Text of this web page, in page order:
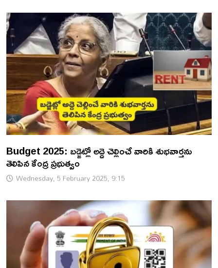
Budget 2025: బడ్జెట్లో అద్దె చెల్లించే వారికి శుభవార్తను
తెలిపిన కేంద్ర ప్రభుత్వం
Wednesday, 5 February 2025, 9:15